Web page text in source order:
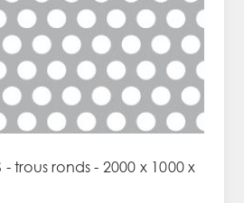
- trous ronds - 2000 x 1000 x